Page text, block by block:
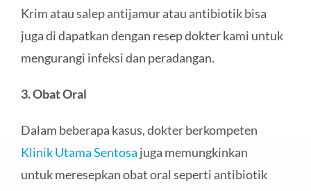
Krim atau salep antijamur atau antibiotik bisa
juga di dapatkan dengan resep dokter kami untuk
mengurangi infeksi dan peradangan.
3. Obat Oral
Dalam beberapa kasus, dokter berkompeten
Klinik Utama Sentosa juga memungkinkan
untuk meresepkan obat oral seperti antibiotik